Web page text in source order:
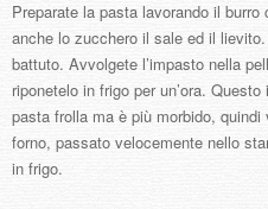
Preparate la pasta lavorando il
anche lo zucchero il sale ed il
battuto. Avvolgete l’impasto nella
riponetelo in frigo per un’ora.
pasta frolla ma è più morbido,
forno, passato velocemente nello
in frigo.